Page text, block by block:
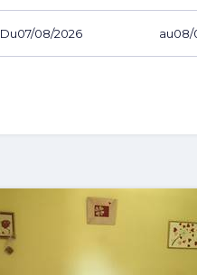
Du au